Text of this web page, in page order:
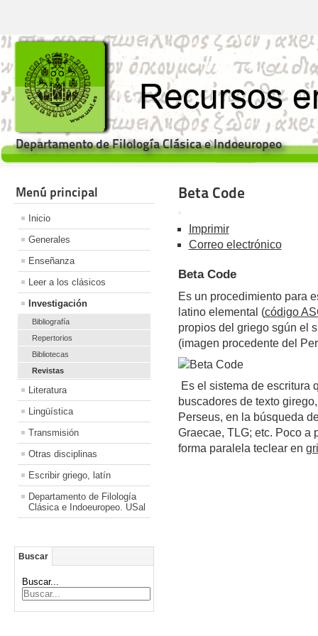
Departamento de Filología Clásica e Indoeuropeo
Menú principal
Inicio
Generales
Enseñanza
Leer a los clásicos
Investigación
Bibliografía
Repertorios
Bibliotecas
Revistas
Literatura
Lingüística
Transmisión
Otras disciplinas
Escribir griego, latín
Departamento de Filología
Clásica e Indoeuropeo. USal
Buscar
Buscar...
Beta Code
Imprimir
Correo electrónico
Beta Code
Es un procedimiento para
latino elemental (código
propios del griego sgún el
(imagen procedente del
Es el sistema de escritura
buscadores de texto
Perseus, en la búsqueda
Graecae, TLG; etc. Poco a
forma paralela teclear en